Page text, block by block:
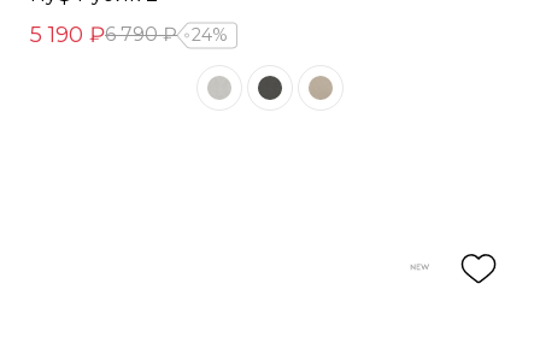
5 190 ₽6 790 ₽ 24%